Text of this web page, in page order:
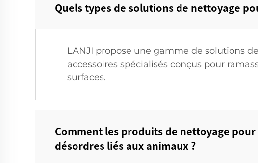
Quels types de solutions de nettoyage
LANJI propose une gamme de solutions
accessoires spécialisés conçus pour
surfaces.
Comment les produits de nettoyage
désordres liés aux animaux ?‌